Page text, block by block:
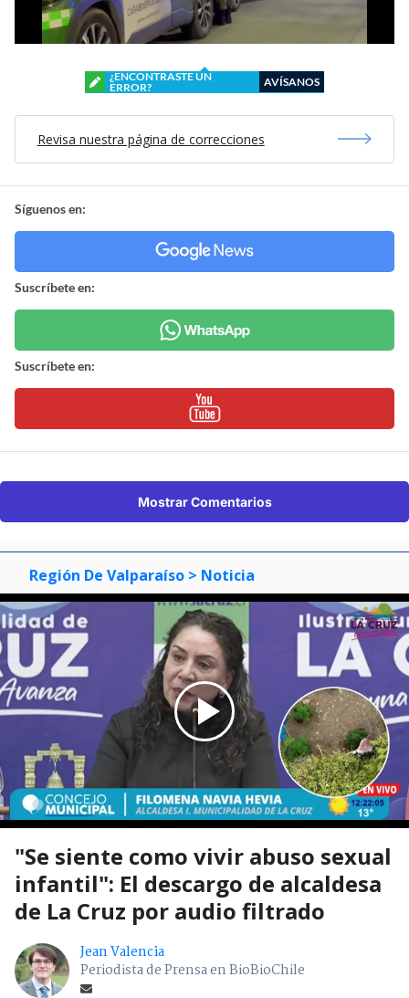
¿ENCONTRASTE UN
ERROR?
AVÍSANOS
Revisa nuestra página de correcciones
Síguenos en:
Suscríbete en:
Suscríbete en:
Mostrar Comentarios
Región De Valparaíso > Noticia
"Se siente como vivir abuso sexual
infantil": El descargo de alcaldesa
de La Cruz por audio filtrado
Jean Valencia
Periodista de Prensa en BioBioChile